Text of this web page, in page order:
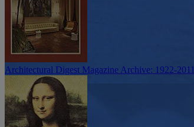
Architectural Digest Magazine Archive: 1922-2011